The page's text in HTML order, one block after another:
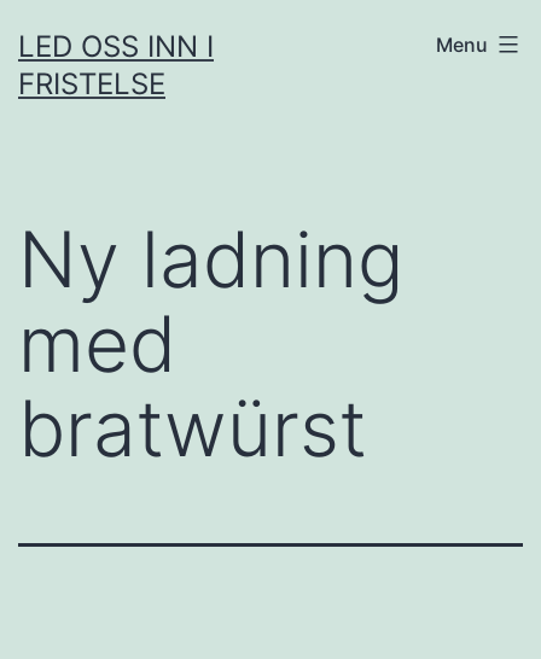
to
content
LED OSS INN I
FRISTELSE
Menu
Ny ladning
med
bratwürst